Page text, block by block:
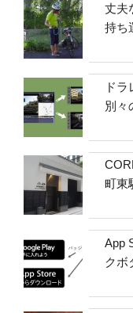
丈夫
持ち
ド
別々
町東
App
クボ